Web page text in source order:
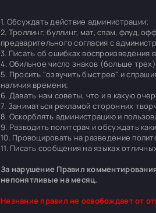
1. Обсуждать действие администрации;
2. Троллинг, буллинг, мат, спам, флуд,
предварительного согласия с
3. Писать об ошибках воспроизведения
4. Обильное число знаков (больше
5. Просить "озвучить быстрее" и
наличия времени;
6. Давать нам советы, что и в какую
7. Заниматься рекламой сторонних
8. Оскорблять администрацию и
9. Разводить политсрач и обсуждать
10. Провоцировать на разведение
11. Писать сообщения на языках
За нарушение Правил
непонятливые на месяц.
Незнание правил не освобождает от